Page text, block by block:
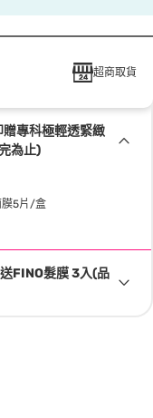
超商取貨
專科極輕透緊緻
為止)
膜5片/盒
FINO髮膜 3入(品